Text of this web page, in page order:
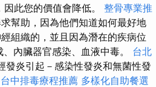
此您的價值會降低。 整骨專業推
幫助，因為他們知道如何最好地
組織的，並且因為潛在的疾病位
內臟器官感染、血液中毒。 台北
發炎引起－感染性發炎和無菌性發
台中排毒療程推薦 多樣化自助餐選